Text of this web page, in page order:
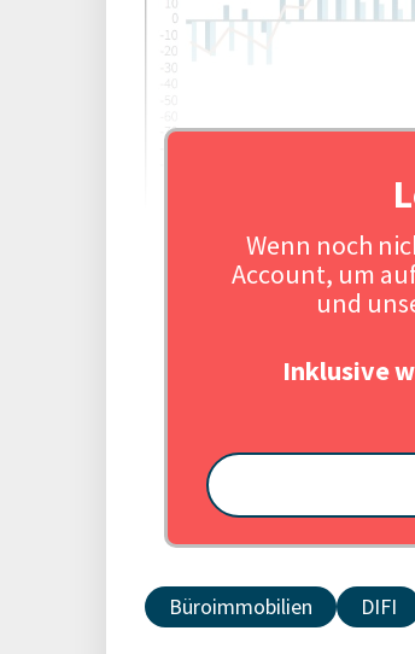
Wenn noch
Account, um
und
Inklusive
Büroimmobilien DIFI